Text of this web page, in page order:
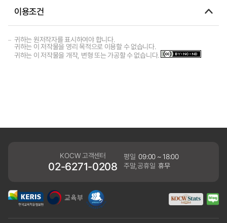
이용조건
귀하는 원저작자를 표시하여야 합니다.
귀하는 이 저작물을 영리 목적으로 이용할 수 없습니다.
귀하는 이 저작물을 개작, 변형 또는 가공할 수 없습니다.
KOCW 고객센터
02-6271-0208
평일 09:00 ~ 18:00
주말,공휴일 휴무